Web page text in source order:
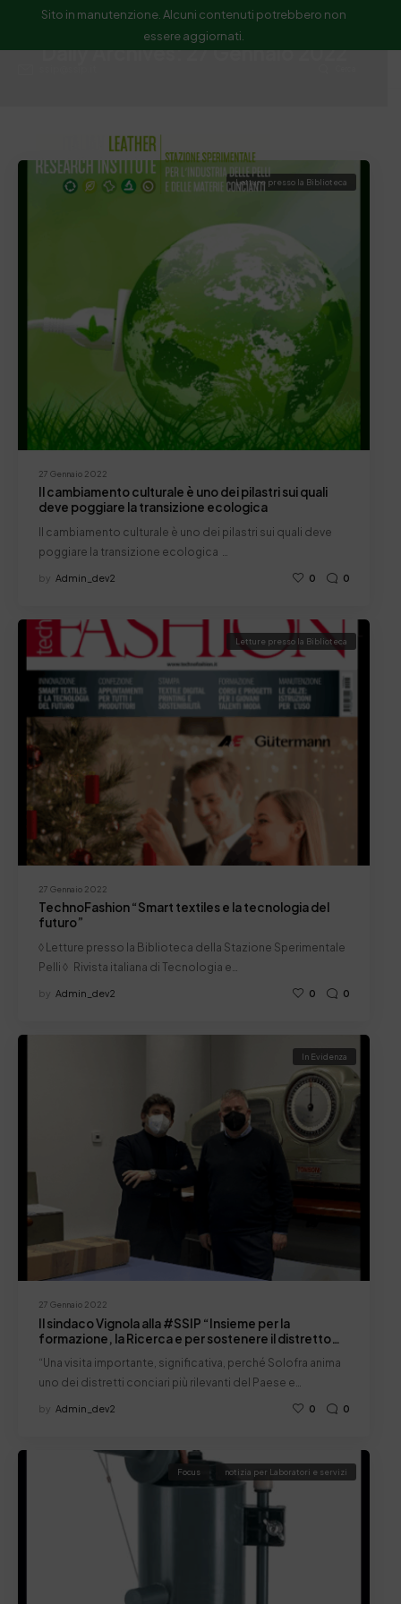
Sito in manutenzione. Alcuni contenuti potrebbero non
essere aggiornati.
Daily Archives: 27 Gennaio 2022
27 Gennaio 2022
Letture presso la Biblioteca
Il cambiamento culturale è uno dei pilastri sui quali
deve poggiare la transizione ecologica
Il cambiamento culturale è uno dei pilastri sui quali deve
poggiare la transizione ecologica …
by Admin_dev2 0 0
27 Gennaio 2022
Letture presso la Biblioteca
TechnoFashion “Smart textiles e la tecnologia del
futuro”
◊ Letture presso la Biblioteca della Stazione Sperimentale
Pelli ◊ Rivista italiana di Tecnologia e…
by Admin_dev2 0 0
27 Gennaio 2022
In Evidenza
Il sindaco Vignola alla #SSIP “Insieme per la
formazione, la Ricerca e per sostenere il distretto
“Una visita importante, significativa, perché Solofra anima
uno dei distretti conciari più rilevanti del Paese e…
by Admin_dev2 0 0
Focus notizia per Laboratori e servizi